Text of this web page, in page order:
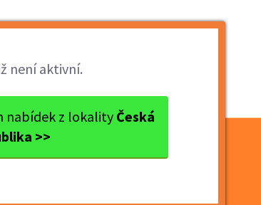
není aktivní.
nabídek z lokality Česká
>>
osobního vozu sk. B -...
DPČ